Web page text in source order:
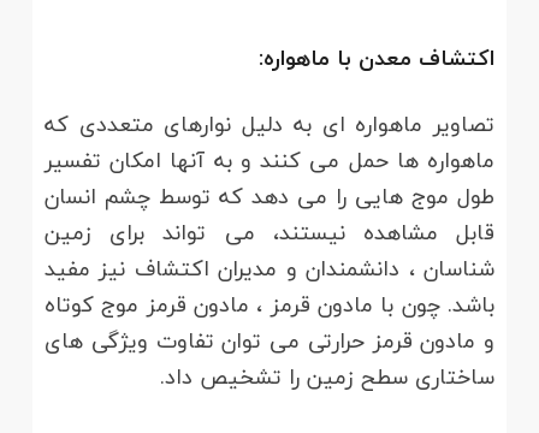
اکتشاف معدن با ماهواره:
تصاویر ماهواره ای به دلیل نوارهای متعددی که
ماهواره ها حمل می کنند و به آنها امکان تفسیر
طول موج هایی را می دهد که توسط چشم انسان
قابل مشاهده نیستند، می تواند برای زمین
شناسان ، دانشمندان و مدیران اکتشاف نیز مفید
باشد. چون با مادون قرمز ، مادون قرمز موج کوتاه
و مادون قرمز حرارتی می توان تفاوت ویژگی های
ساختاری سطح زمین را تشخیص داد.